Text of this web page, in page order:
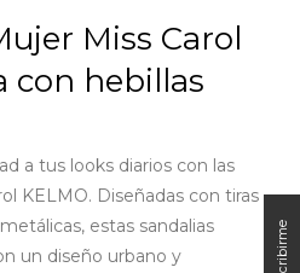
Miss Carol
con hebillas
a tus looks diarios con las
KELMO. Diseñadas con tiras
estas sandalias
un diseño urbano y